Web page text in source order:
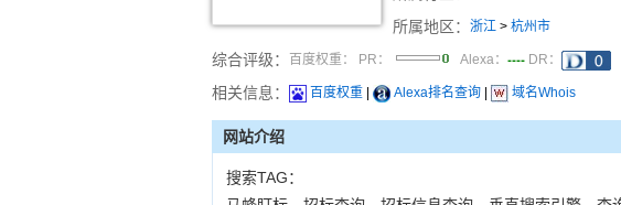
所属地区： 浙江 > 杭州市
综合评级： 百度权重： PR： Alexa： ---- DR：
相关信息： 百度权重 Alexa排名查询 域名Whois
网站介绍
搜索TAG：